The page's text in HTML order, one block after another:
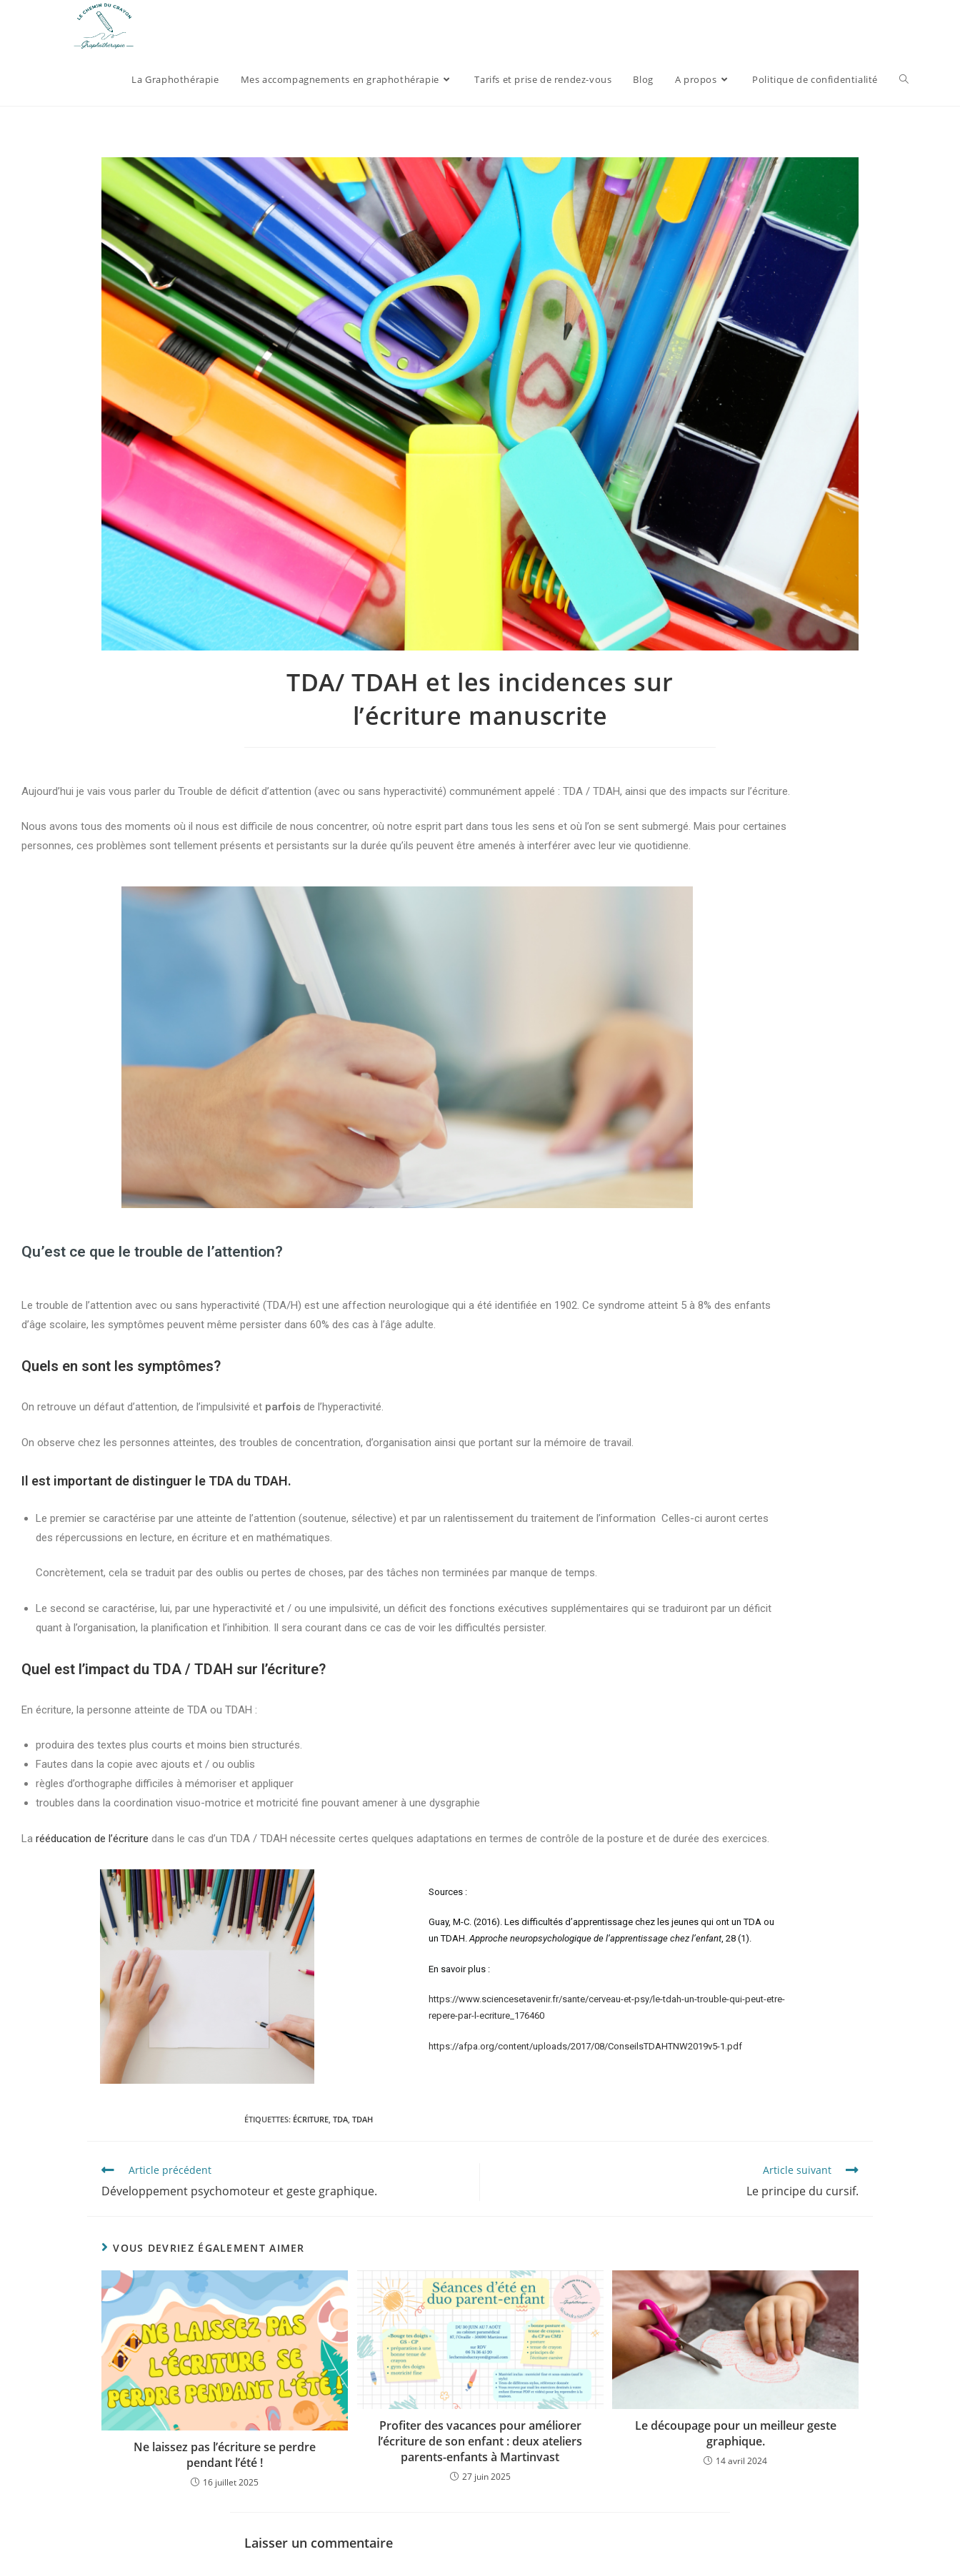
La Graphothérapie Mes accompagnements en graphothérapie Tarifs et prise de rendez-vous Blog A propos Politique de confidentialité
TDA/ TDAH et les incidences sur
l’écriture manuscrite
Aujourd’hui je vais vous parler du Trouble de déficit d’attention (avec ou sans hyperactivité) communément appelé : TDA / TDAH, ainsi que des impacts sur l’écriture.
Nous avons tous des moments où il nous est difficile de nous concentrer, où notre esprit part dans tous les sens et où l’on se sent submergé. Mais pour certaines
personnes, ces problèmes sont tellement présents et persistants sur la durée qu’ils peuvent être amenés à interférer avec leur vie quotidienne.
Qu’est ce que le trouble de l’attention?
Le trouble de l’attention avec ou sans hyperactivité (TDA/H) est une affection neurologique qui a été identifiée en 1902. Ce syndrome atteint 5 à 8% des enfants
d’âge scolaire, les symptômes peuvent même persister dans 60% des cas à l’âge adulte.
Quels en sont les symptômes?
On retrouve un défaut d’attention, de l’impulsivité et parfois de l’hyperactivité.
On observe chez les personnes atteintes, des troubles de concentration, d’organisation ainsi que portant sur la mémoire de travail.
Il est important de distinguer le TDA du TDAH.
Le premier se caractérise par une atteinte de l’attention (soutenue, sélective) et par un ralentissement du traitement de l’information Celles-ci auront certes
des répercussions en lecture, en écriture et en mathématiques.
Concrètement, cela se traduit par des oublis ou pertes de choses, par des tâches non terminées par manque de temps.
Le second se caractérise, lui, par une hyperactivité et / ou une impulsivité, un déficit des fonctions exécutives supplémentaires qui se traduiront par un déficit
quant à l’organisation, la planification et l’inhibition. Il sera courant dans ce cas de voir les difficultés persister.
Quel est l’impact du TDA / TDAH sur l’écriture?
En écriture, la personne atteinte de TDA ou TDAH :
produira des textes plus courts et moins bien structurés.
Fautes dans la copie avec ajouts et / ou oublis
règles d’orthographe difficiles à mémoriser et appliquer
troubles dans la coordination visuo-motrice et motricité fine pouvant amener à une dysgraphie
La rééducation de l’écriture dans le cas d’un TDA / TDAH nécessite certes quelques adaptations en termes de contrôle de la posture et de durée des exercices.
Sources :
Guay, M-C. (2016). Les difficultés d’apprentissage chez les jeunes qui ont un TDA ou
un TDAH.Approche neuropsychologique de l’apprentissage chez l’enfant, 28 (1).
En savoir plus :
https://www.sciencesetavenir.fr/sante/cerveau-et-psy/le-tdah-un-trouble-qui-peut-etre-
repere-par-l-ecriture_176460
https://afpa.org/content/uploads/2017/08/ConseilsTDAHTNW2019v5-1.pdf
ÉTIQUETTES: ÉCRITURE, TDA, TDAH
Article précédent
Développement psychomoteur et geste graphique.
Article suivant
Le principe du cursif.
VOUS DEVRIEZ ÉGALEMENT AIMER
Ne laissez pas l’écriture se perdre
pendant l’été !
16 juillet 2025
Profiter des vacances pour améliorer
l’écriture de son enfant : deux ateliers
parents-enfants à Martinvast
27 juin 2025
Le découpage pour un meilleur geste
graphique.
14 avril 2024
Laisser un commentaire